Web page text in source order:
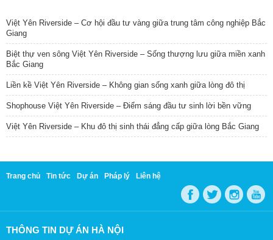
Việt Yên Riverside – Cơ hội đầu tư vàng giữa trung tâm công nghiệp Bắc
Giang
Biệt thự ven sông Việt Yên Riverside – Sống thượng lưu giữa miền xanh
Bắc Giang
Liền kề Việt Yên Riverside – Không gian sống xanh giữa lòng đô thị
Shophouse Việt Yên Riverside – Điểm sáng đầu tư sinh lời bền vững
Việt Yên Riverside – Khu đô thị sinh thái đẳng cấp giữa lòng Bắc Giang
Trang chủ Tin tức Dự án Pháp lý Liên hệ
THÔNG TIN DỰ ÁN HÀ NỘI